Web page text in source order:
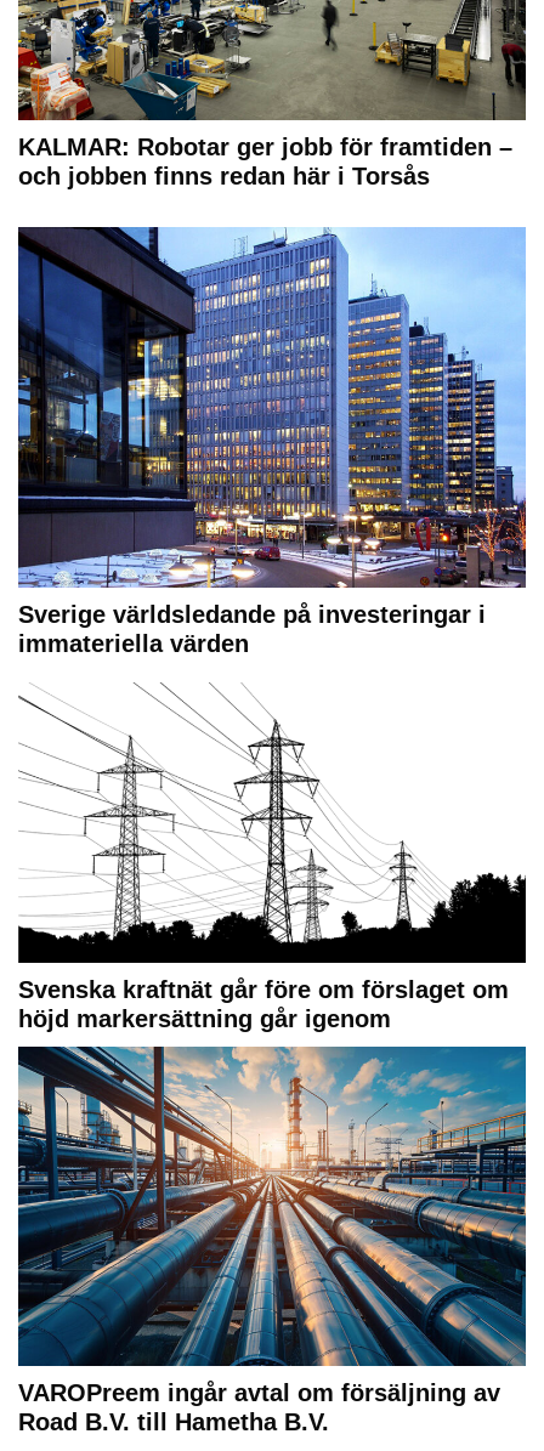
KALMAR: Robotar ger jobb för framtiden –
och jobben finns redan här i Torsås
Sverige världsledande på investeringar i
immateriella värden
Svenska kraftnät går före om förslaget om
höjd markersättning går igenom
VAROPreem ingår avtal om försäljning av
Road B.V. till Hametha B.V.